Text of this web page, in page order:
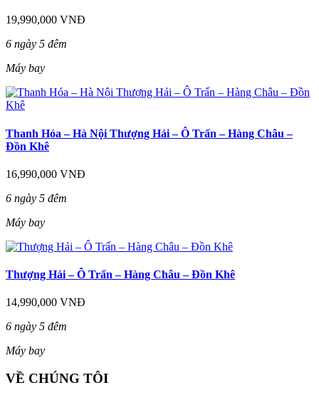
19,990,000 VNĐ
6 ngày 5 đêm
Máy bay
Thanh Hóa – Hà Nội Thượng Hải – Ô Trấn – Hàng Châu –
Đồn Khê
16,990,000 VNĐ
6 ngày 5 đêm
Máy bay
Thượng Hải – Ô Trấn – Hàng Châu – Đồn Khê
14,990,000 VNĐ
6 ngày 5 đêm
Máy bay
VỀ CHÚNG TÔI